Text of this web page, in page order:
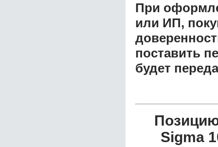
При
или ИП,
поставить
будет
Sigma